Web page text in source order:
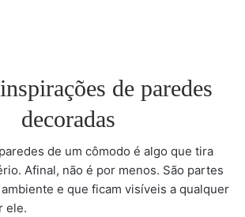
de paredes
decoradas
de um cômodo é algo que tira
Afinal, não é por menos. São partes
e que ficam visíveis a qualquer
ele.